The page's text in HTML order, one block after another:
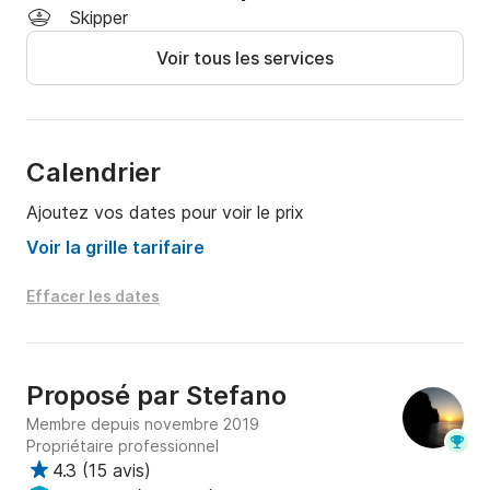
inoubliable !
Skipper
Voir tous les services
Calendrier
Ajoutez vos dates pour voir le prix
Voir la grille tarifaire
Effacer les dates
Proposé par Stefano
Membre depuis novembre 2019
Propriétaire professionnel
4.3 (15 avis)